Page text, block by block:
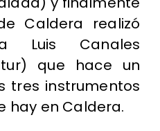
Caldera realizó
Luis Canales
que hace un
tres instrumentos
hay en Caldera.